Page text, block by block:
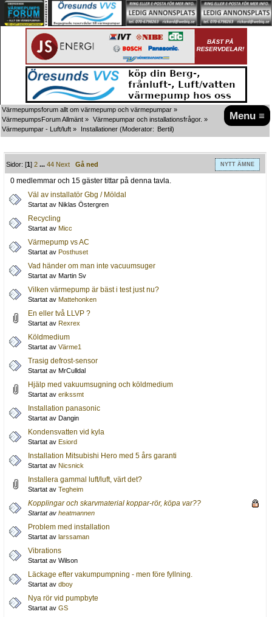
Menu ≡
Värmepumpsforum allt om värmepump och värmepumpar »
VärmepumpsForum Allmänt » Värmepumpar och installationsfrågor. »
Värmepumpar - Luft/luft » Installationer (Moderator: Bertil)
Sidor: [1]2 ...44 Next Gå ned NYTT ÄMNE
0 medlemmar och 15 gäster tittar på denna tavla.
Väl av installatör Gbg / Möldal
Startat av Niklas Östergren
Recycling
Startat av Micc
Värmepump vs AC
Startat av Posthuset
Vad händer om man inte vacuumsuger
Startat av Martin Sv
Vilken värmepump är bäst i test just nu?
Startat av Mattehonken
En eller två LLVP ?
Startat av Rexrex
Köldmedium
Startat av Värme1
Trasig defrost-sensor
Startat av MrCulldal
Hjälp med vakuumsugning och köldmedium
Startat av erikssmt
Installation panasonic
Startat av Dangin
Kondensvatten vid kyla
Startat av Esiord
Installation Mitsubishi Hero med 5 års garanti
Startat av Nicsnick
Installera gammal luft/luft, värt det?
Startat av Tegheim
Kopplingar och skarvmaterial koppar-rör, köpa var??
Startat av heatmannen
Problem med installation
Startat av larssaman
Vibrations
Startat av Wilson
Läckage efter vakumpumpning - men före fyllning.
Startat av dboy
Nya rör vid pumpbyte
Startat av GS